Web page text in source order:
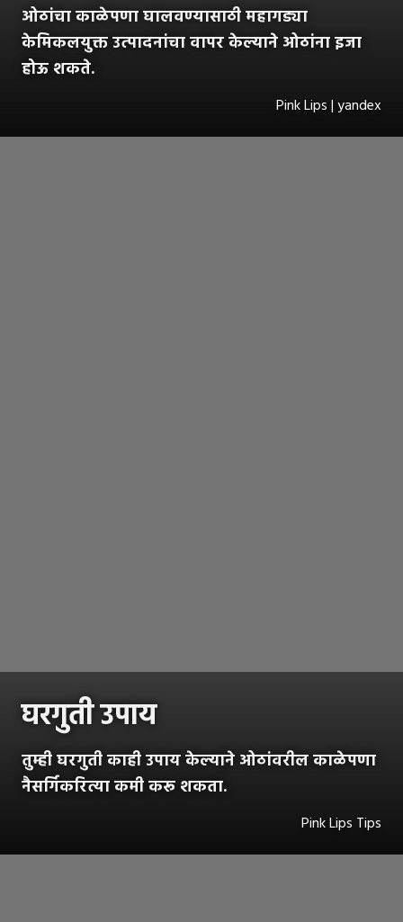
ओठांचा काळेपणा घालवण्यासाठी महागड्या
केमिकलयुक्त उत्पादनांचा वापर केल्याने ओठांना इजा
होऊ शकते.
Pink Lips | yandex
घरगुती उपाय
तुम्ही घरगुती काही उपाय केल्याने ओठांवरील काळेपणा
नैसर्गिकरित्या कमी करू शकता.
Pink Lips Tips